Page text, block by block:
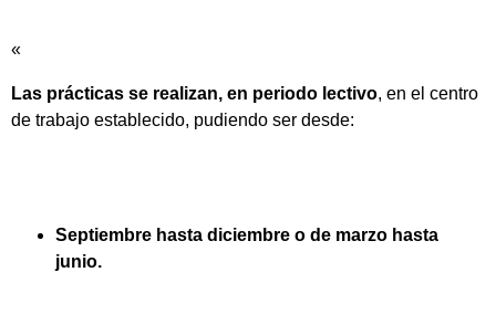
«
Las prácticas se realizan, en periodo lectivo, en el centro
de trabajo establecido, pudiendo ser desde:
Septiembre hasta diciembre o de marzo hasta
junio.